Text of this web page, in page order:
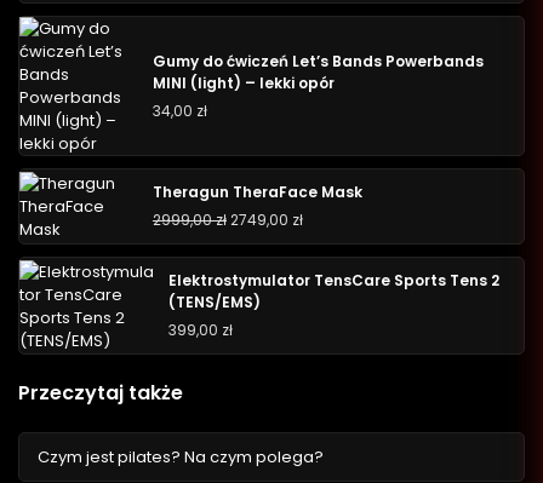
Gumy do ćwiczeń Let’s Bands Powerbands
MINI (light) – lekki opór
34,00 zł
Theragun TheraFace Mask
2999,00zł2749,00 zł
Elektrostymulator TensCare Sports Tens 2
(TENS/EMS)
399,00 zł
Przeczytaj także
Czym jest pilates? Na czym polega?